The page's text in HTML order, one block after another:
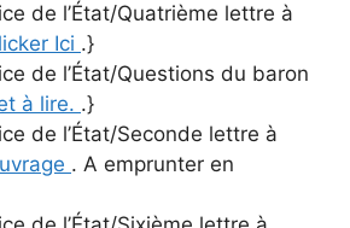
de l’État/Quatrième lettre à
Ici .}
de l’État/Questions du baron
à lire. .}
de l’État/Seconde lettre à
. A emprunter en